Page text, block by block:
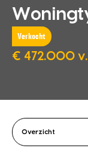
Verkocht
€ 472.000
Overzicht